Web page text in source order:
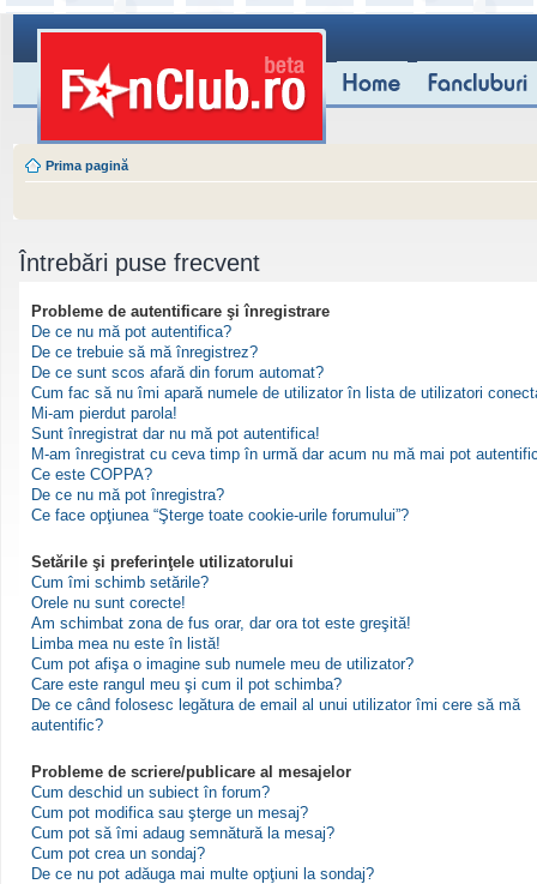
Prima pagină
Întrebări puse frecvent
Probleme de autentificare şi înregistrare
De ce nu mă pot autentifica?
De ce trebuie să mă înregistrez?
De ce sunt scos afară din forum automat?
Cum fac să nu îmi apară numele de utilizator în lista de utilizatori
Mi-am pierdut parola!
Sunt înregistrat dar nu mă pot autentifica!
M-am înregistrat cu ceva timp în urmă dar acum nu mă mai pot
Ce este COPPA?
De ce nu mă pot înregistra?
Ce face opţiunea “Şterge toate cookie-urile forumului”?
Setările şi preferinţele utilizatorului
Cum îmi schimb setările?
Orele nu sunt corecte!
Am schimbat zona de fus orar, dar ora tot este greşită!
Limba mea nu este în listă!
Cum pot afişa o imagine sub numele meu de utilizator?
Care este rangul meu şi cum il pot schimba?
De ce când folosesc legătura de email al unui utilizator îmi cere să mă
autentific?
Probleme de scriere/publicare al mesajelor
Cum deschid un subiect în forum?
Cum pot modifica sau şterge un mesaj?
Cum pot să îmi adaug semnătură la mesaj?
Cum pot crea un sondaj?
De ce nu pot adăuga mai multe opţiuni la sondaj?